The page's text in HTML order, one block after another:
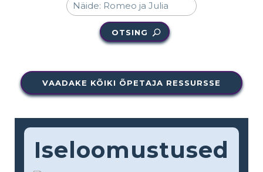
OTSING
VAADAKE KÕIKI ÕPETAJA RESSURSSE
Iseloomustused